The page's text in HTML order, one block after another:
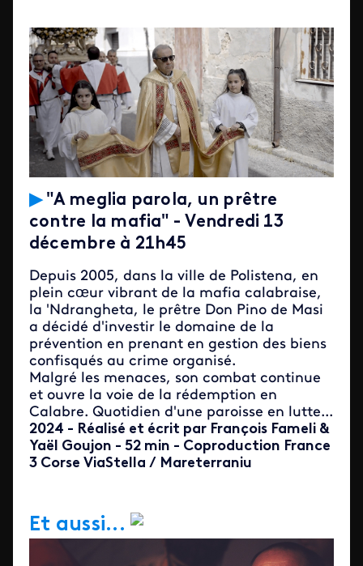
▶"A meglia parola, un prêtre
contre la mafia" - Vendredi 13
décembre à 21h45
Depuis 2005, dans la ville de Polistena, en
plein cœur vibrant de la mafia calabraise,
la 'Ndrangheta, le prêtre Don Pino de Masi
a décidé d'investir le domaine de la
prévention en prenant en gestion des biens
confisqués au crime organisé.
Malgré les menaces, son combat continue
et ouvre la voie de la rédemption en
Calabre. Quotidien d'une paroisse en lutte...
2024 - Réalisé et écrit par François Fameli &
Yaël Goujon - 52 min - Coproduction France
3 Corse ViaStella / Mareterraniu
Et aussi...